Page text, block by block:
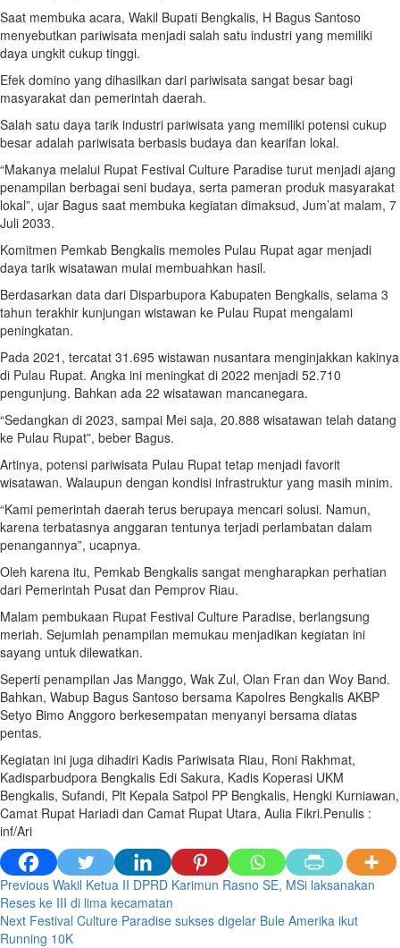
Saat membuka acara, Wakil Bupati Bengkalis, H Bagus Santoso
menyebutkan pariwisata menjadi salah satu industri yang memiliki
daya ungkit cukup tinggi.
Efek domino yang dihasilkan dari pariwisata sangat besar bagi
masyarakat dan pemerintah daerah.
Salah satu daya tarik industri pariwisata yang memiliki potensi cukup
besar adalah pariwisata berbasis budaya dan kearifan lokal.
“Makanya melalui Rupat Festival Culture Paradise turut menjadi ajang
penampilan berbagai seni budaya, serta pameran produk masyarakat
lokal”, ujar Bagus saat membuka kegiatan dimaksud, Jum’at malam, 7
Juli 2033.
Komitmen Pemkab Bengkalis memoles Pulau Rupat agar menjadi
daya tarik wisatawan mulai membuahkan hasil.
Berdasarkan data dari Disparbupora Kabupaten Bengkalis, selama 3
tahun terakhir kunjungan wistawan ke Pulau Rupat mengalami
peningkatan.
Pada 2021, tercatat 31.695 wistawan nusantara menginjakkan kakinya
di Pulau Rupat. Angka ini meningkat di 2022 menjadi 52.710
pengunjung. Bahkan ada 22 wisatawan mancanegara.
“Sedangkan di 2023, sampai Mei saja, 20.888 wisatawan telah datang
ke Pulau Rupat”, beber Bagus.
Artinya, potensi pariwisata Pulau Rupat tetap menjadi favorit
wisatawan. Walaupun dengan kondisi infrastruktur yang masih minim.
“Kami pemerintah daerah terus berupaya mencari solusi. Namun,
karena terbatasnya anggaran tentunya terjadi perlambatan dalam
penangannya”, ucapnya.
Oleh karena itu, Pemkab Bengkalis sangat mengharapkan perhatian
dari Pemerintah Pusat dan Pemprov Riau.
Malam pembukaan Rupat Festival Culture Paradise, berlangsung
meriah. Sejumlah penampilan memukau menjadikan kegiatan ini
sayang untuk dilewatkan.
Seperti penampilan Jas Manggo, Wak Zul, Olan Fran dan Woy Band.
Bahkan, Wabup Bagus Santoso bersama Kapolres Bengkalis AKBP
Setyo Bimo Anggoro berkesempatan menyanyi bersama diatas
pentas.
Kegiatan ini juga dihadiri Kadis Pariwisata Riau, Roni Rakhmat,
Kadisparbudpora Bengkalis Edi Sakura, Kadis Koperasi UKM
Bengkalis, Sufandi, Plt Kepala Satpol PP Bengkalis, Hengki Kurniawan,
Camat Rupat Hariadi dan Camat Rupat Utara, Aulia Fikri.Penulis :
inf/Ari
Post
navigation
Previous Wakil Ketua II DPRD Karimun Rasno SE, MSi laksanakan
Reses ke III di lima kecamatan
Next Festival Culture Paradise sukses digelar Bule Amerika ikut
Running 10K